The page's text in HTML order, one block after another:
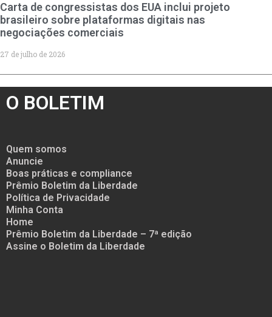
Carta de congressistas dos EUA inclui projeto
brasileiro sobre plataformas digitais nas
negociações comerciais
27 de julho de 2026
O BOLETIM
Quem somos
Anuncie
Boas práticas e compliance
Prêmio Boletim da Liberdade
Política de Privacidade
Minha Conta
Home
Prêmio Boletim da Liberdade – 7ª edição
Assine o Boletim da Liberdade